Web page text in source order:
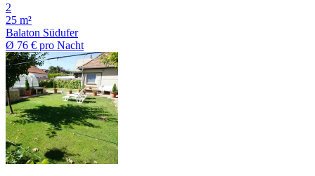
2
25 m²
Balaton Südufer
Ø 76 € pro Nacht